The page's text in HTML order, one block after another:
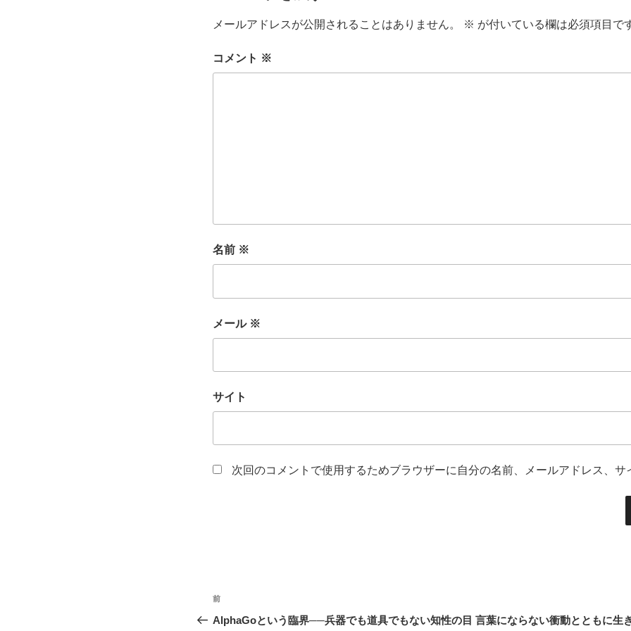
メールアドレスが公開されることはありません。 ※ が付いている欄は必須項目で
コメント ※
名前 ※
メール ※
サイト
次回のコメントで使用するためブラウザーに自分の名前、メールアドレス、サ
投
稿
前
の
前
AlphaGoという臨界──兵器でも道具でもない知性の目 言葉にならない衝動とともに生